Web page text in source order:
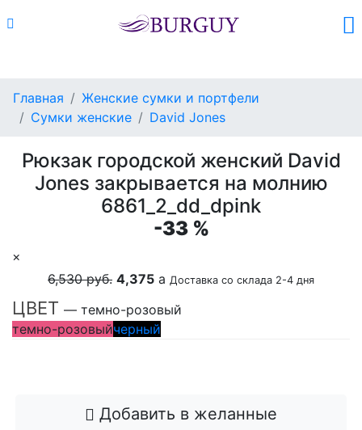
Главная
Женские сумки и портфели
Сумки женские
David Jones
Рюкзак городской женский David
Jones закрывается на молнию
6861_2_dd_dpink
-33 %
×
6,530 руб. 4,375 a Доставка со склада 2-4 дня
ЦВЕТ — темно-розовый
темно-розовыйчерный
Добавить в желанные